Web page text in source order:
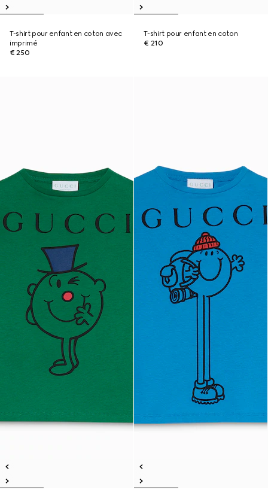
T-shirt pour enfant en coton avec
imprimé
€ 250
T-shirt pour enfant en coton
€ 210